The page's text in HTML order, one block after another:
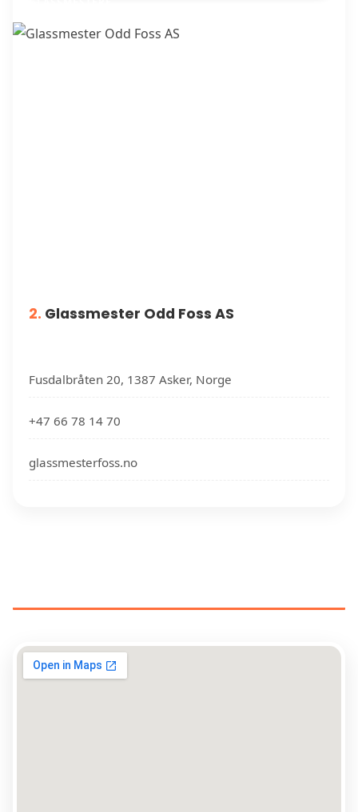
2. Glassmester Odd Foss AS
Fusdalbråten 20, 1387 Asker, Norge
+47 66 78 14 70
glassmesterfoss.no